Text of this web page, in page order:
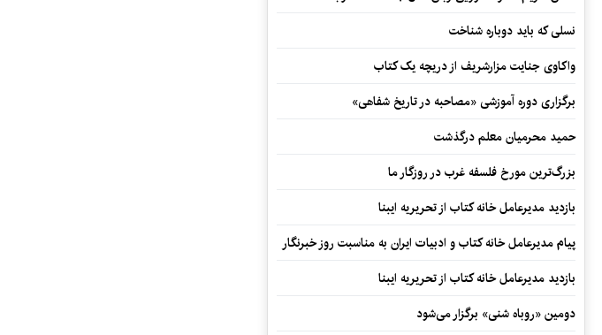
نسلی که باید دوباره شناخت
واکاوی جنایت مزارشریف از دریچه یک کتاب
برگزاری دوره آموزشی «مصاحبه در تاریخ شفاهی»
حمید محرمیان معلم درگذشت
بزرگ‌ترین مورخ فلسفه غرب در روزگار ما
بازدید مدیرعامل خانه کتاب از تحریریه ایبنا
پیام مدیرعامل خانه کتاب و ادبیات ایران به مناسبت روز خبرنگار
بازدید مدیرعامل خانه کتاب از تحریریه ایبنا
دومین «روباه شنی» برگزار می‌شود